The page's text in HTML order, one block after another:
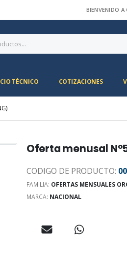
BIENVENIDO A
TÉCNICO COTIZACIONES
Oferta menusal
CODIGO DE PRODUCTO:
FAMILIA: OFERTAS MENSUALES
MARCA: NACIONAL